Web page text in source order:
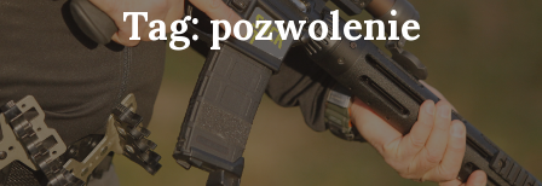
Tag:pozwolenie